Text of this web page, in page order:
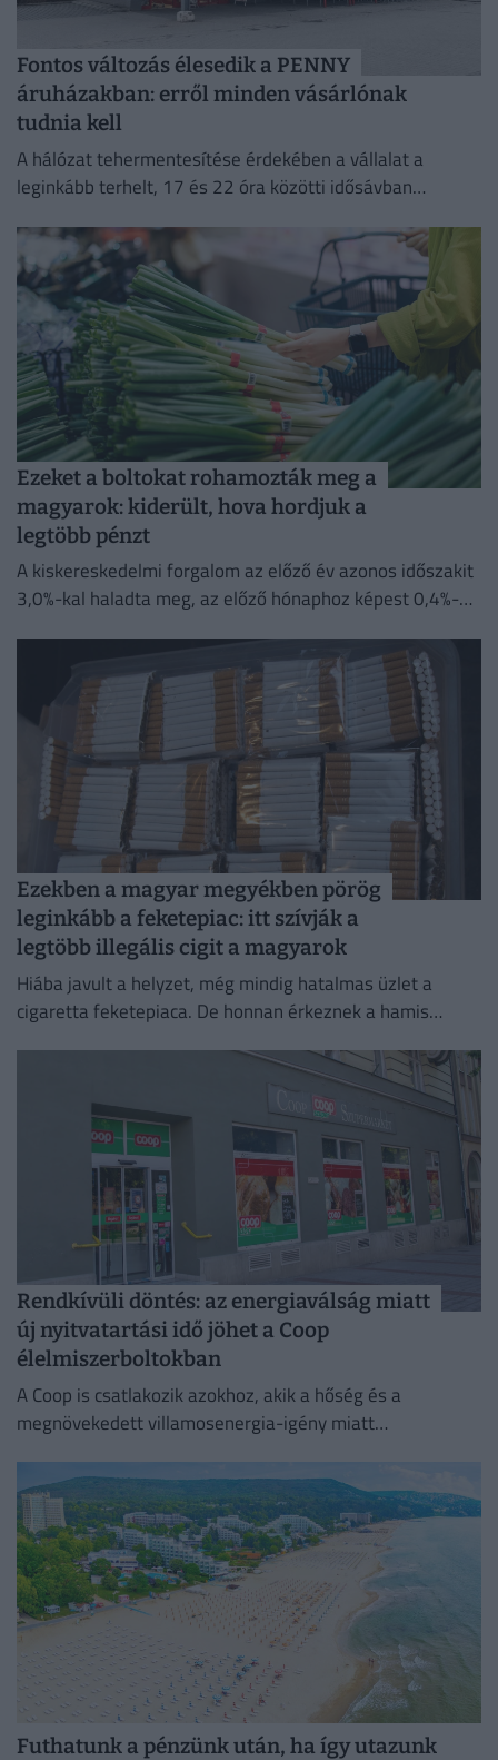
Fontos változás élesedik a PENNY
áruházakban: erről minden vásárlónak
tudnia kell
A hálózat tehermentesítése érdekében a vállalat a
leginkább terhelt, 17 és 22 óra közötti idősávban
Ezeket a boltokat rohamozták meg a
magyarok: kiderült, hova hordjuk a
legtöbb pénzt
A kiskereskedelmi forgalom az előző év azonos időszakit
3,0%-kal haladta meg, az előző hónaphoz képest 0,4%-
Ezekben a magyar megyékben pörög
leginkább a feketepiac: itt szívják a
legtöbb illegális cigit a magyarok
Hiába javult a helyzet, még mindig hatalmas üzlet a
cigaretta feketepiaca. De honnan érkeznek a hamis
Rendkívüli döntés: az energiaválság miatt
új nyitvatartási idő jöhet a Coop
élelmiszerboltokban
A Coop is csatlakozik azokhoz, akik a hőség és a
megnövekedett villamosenergia-igény miatt
Futhatunk a pénzünk után, ha így utazunk